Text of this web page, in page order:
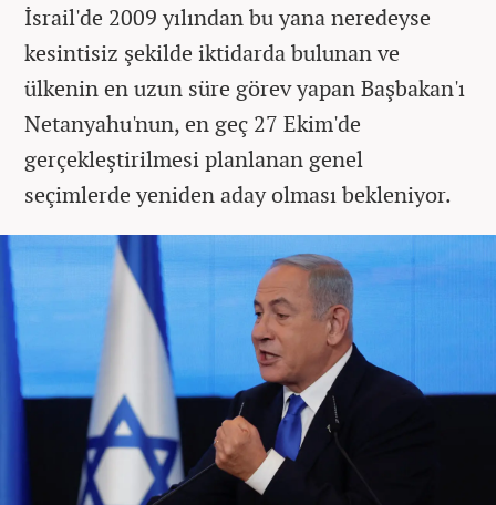
İsrail'de 2009 yılından bu yana neredeyse
kesintisiz şekilde iktidarda bulunan ve
ülkenin en uzun süre görev yapan Başbakan'ı
Netanyahu'nun, en geç 27 Ekim'de
gerçekleştirilmesi planlanan genel
seçimlerde yeniden aday olması bekleniyor.